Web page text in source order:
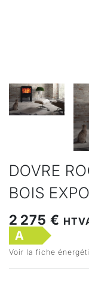
DOVRE
BOIS EXPO
2 275 €
A
Voir la fiche